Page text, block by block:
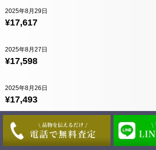
¥17,617
2025年8月29日
¥17,598
2025年8月27日
¥17,493
2025年8月26日
¥17,454
2025年8月25日